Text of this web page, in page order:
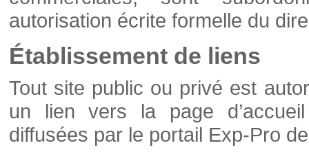
autorisation écrite formelle du
Établissement de liens
Tout site public ou privé est
un lien vers la page
diffusées par le portail Exp-Pro